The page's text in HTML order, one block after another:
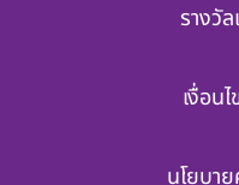
รางวั
เงื่อน
นโยบา